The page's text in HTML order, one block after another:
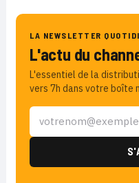
LA NEWSLETTER
L'actu du
L'essentiel de la
vers 7h dans votre boîte